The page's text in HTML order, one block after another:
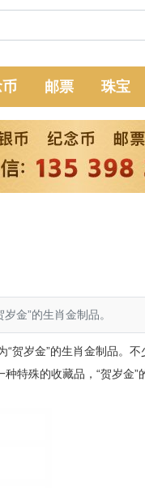
邮票 珠宝
金”的生肖金制品。
岁金”的生肖金制品。不
特殊的收藏品，“贺岁金”